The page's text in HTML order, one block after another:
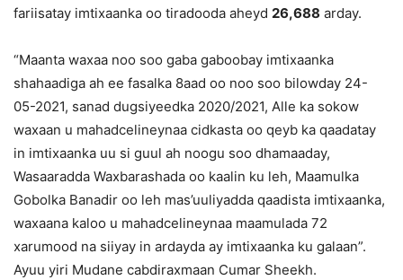
fariisatay imtixaanka oo tiradooda aheyd 26,688 arday.
“Maanta waxaa noo soo gaba gaboobay imtixaanka
shahaadiga ah ee fasalka 8aad oo noo soo bilowday 24-
05-2021, sanad dugsiyeedka 2020/2021, Alle ka sokow
waxaan u mahadcelineynaa cidkasta oo qeyb ka qaadatay
in imtixaanka uu si guul ah noogu soo dhamaaday,
Wasaaradda Waxbarashada oo kaalin ku leh, Maamulka
Gobolka Banadir oo leh mas’uuliyadda qaadista imtixaanka,
waxaana kaloo u mahadcelineynaa maamulada 72
xarumood na siiyay in ardayda ay imtixaanka ku galaan”.
Ayuu yiri Mudane cabdiraxmaan Cumar Sheekh.